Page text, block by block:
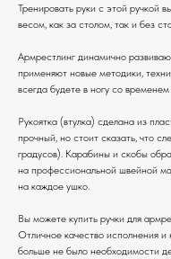
Тренировать руки с этой ручкой
весом, как за столом, так и без
Армрестлинг динамично
применяют новые методики,
всегда будете в ногу со
Рукоятка (втулка) сделана из
прочный, но стоит сказать, что
градусов). Карабины и скобы
на профессиональной швейной
на каждое ушко.
Вы можете купить ручки для
Отличное качество исполнения и
больше не было необходимости